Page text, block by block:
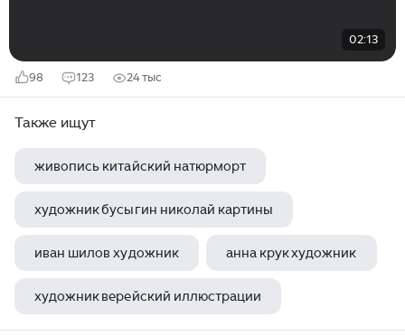
02:13
98 123 24 тыс
Также ищут
живопись китайский натюрморт
художник бусыгин николай картины
иван шилов художник анна крук художник
художник верейский иллюстрации